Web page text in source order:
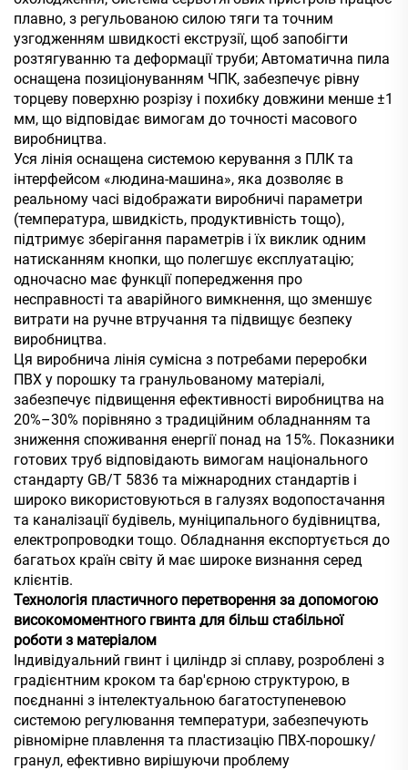
плавно, з регульованою силою тяги та точним
узгодженням швидкості екструзії, щоб запобігти
розтягуванню та деформації труби; Автоматична пила
оснащена позиціонуванням ЧПК, забезпечує рівну
торцеву поверхню розрізу і похибку довжини менше ±1
мм, що відповідає вимогам до точності масового
виробництва.
Уся лінія оснащена системою керування з ПЛК та
інтерфейсом «людина-машина», яка дозволяє в
реальному часі відображати виробничі параметри
(температура, швидкість, продуктивність тощо),
підтримує зберігання параметрів і їх виклик одним
натисканням кнопки, що полегшує експлуатацію;
одночасно має функції попередження про
несправності та аварійного вимкнення, що зменшує
витрати на ручне втручання та підвищує безпеку
виробництва.
Ця виробнича лінія сумісна з потребами переробки
ПВХ у порошку та гранульованому матеріалі,
забезпечує підвищення ефективності виробництва на
20%–30% порівняно з традиційним обладнанням та
зниження споживання енергії понад на 15%. Показники
готових труб відповідають вимогам національного
стандарту GB/T 5836 та міжнародних стандартів і
широко використовуються в галузях водопостачання
та каналізації будівель, муніципального будівництва,
електропроводки тощо. Обладнання експортується до
багатьох країн світу й має широке визнання серед
клієнтів.
Технологія пластичного перетворення за допомогою
високомоментного гвинта для більш стабільної
роботи з матеріалом
Індивідуальний гвинт і циліндр зі сплаву, розроблені з
градієнтним кроком та бар'єрною структурою, в
поєднанні з інтелектуальною багатоступеневою
системою регулювання температури, забезпечують
рівномірне плавлення та пластизацію ПВХ-порошку/
гранул, ефективно вирішуючи проблему